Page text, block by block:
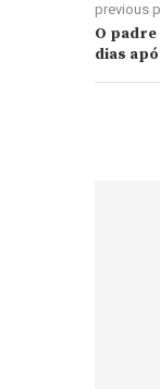
previous
O padre
dias